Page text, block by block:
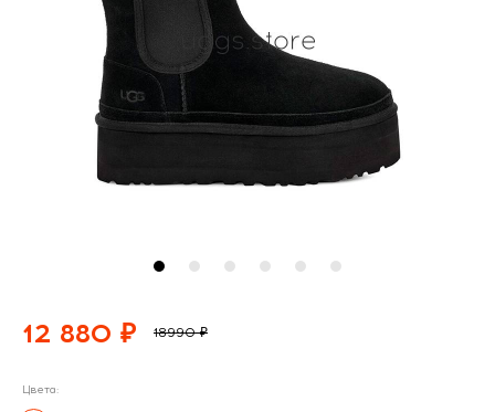
12 880 ₽ 18990 ₽
Цвета: